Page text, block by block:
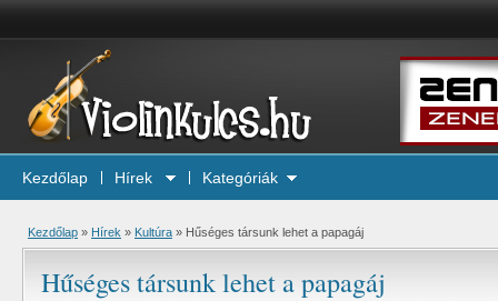
Kezdőlap Hírek Kategóriák
Kezdőlap » Hírek » Kultúra » Hűséges társunk lehet a papagáj
Hűséges társunk lehet a papagáj